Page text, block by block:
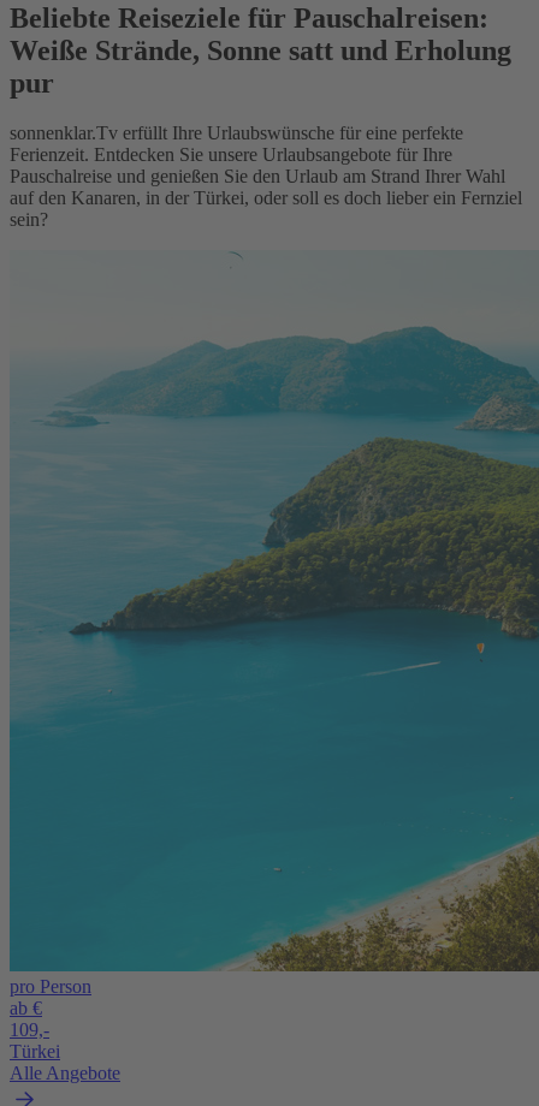
Beliebte Reiseziele für Pauschalreisen:
Weiße Strände, Sonne satt und Erholung
pur
sonnenklar.Tv erfüllt Ihre Urlaubswünsche für eine perfekte
Ferienzeit. Entdecken Sie unsere Urlaubsangebote für Ihre
Pauschalreise und genießen Sie den Urlaub am Strand Ihrer Wahl
auf den Kanaren, in der Türkei, oder soll es doch lieber ein Fernziel
sein?
pro Person
ab €
109,-
Türkei
Alle Angebote